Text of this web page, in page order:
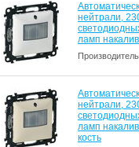
нейтрали,
ламп
нейтрали,
ламп
кость